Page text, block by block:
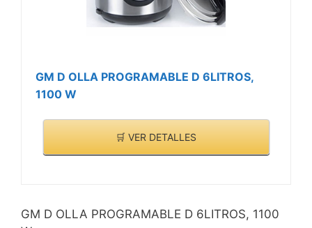
GM D OLLA PROGRAMABLE D 6LITROS,
1100 W
🛒 VER DETALLES
GM D OLLA PROGRAMABLE D 6LITROS, 1100